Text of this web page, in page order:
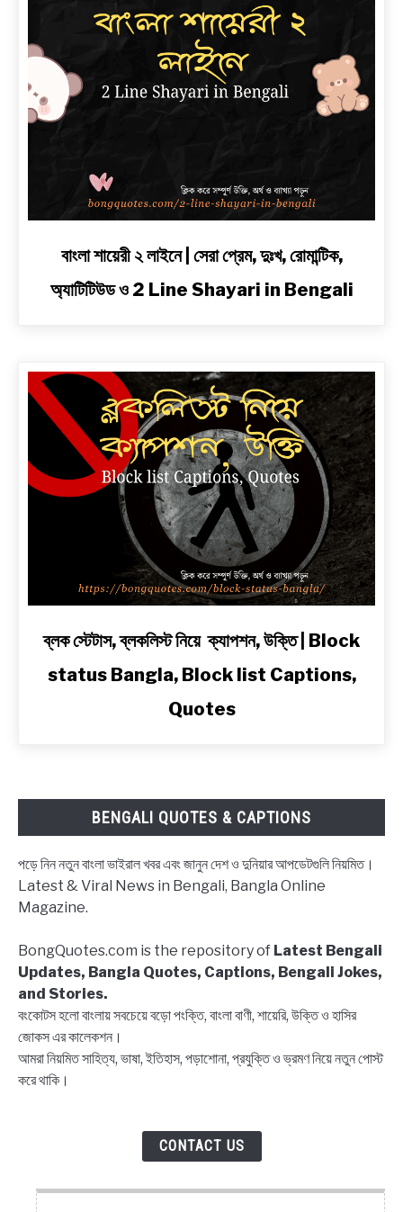
|
সেরা
প্রেম,
রোমান্টিক,
অ্যাটিটিউড
বাংলা শায়েরী ২ লাইনে | সেরা প্রেম, দুঃখ, রোমান্টিক,
অ্যাটিটিউড ও 2 Line Shayari in Bengali
link
Bangla,
Block
list
Quotes
ব্লক স্টেটাস, ব্লকলিস্ট নিয়ে ক্যাপশন, উক্তি | Block
status Bangla, Block list Captions,
Quotes
BENGALI QUOTES & CAPTIONS
পড়ে নিন নতুন বাংলা ভাইরাল খবর এবং জানুন দেশ ও দুনিয়ার আপডেটগুলি নিয়মিত।
Latest & Viral News in Bengali, Bangla Online
Magazine.
BongQuotes.com is the repository of Latest Bengali
Updates, Bangla Quotes, Captions, Bengali Jokes,
and Stories.
বংকোটস হলো বাংলায় সবচেয়ে বড়ো পংক্তি, বাংলা বাণী, শায়েরি, উক্তি ও হাসির
জোকস এর কালেকশন।
আমরা নিয়মিত সাহিত্য, ভাষা, ইতিহাস, পড়াশোনা, প্রযুক্তি ও ভ্রমণ নিয়ে নতুন পোস্ট
করে থাকি।
CONTACT US